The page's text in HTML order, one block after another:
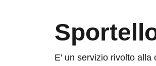
E' un servizio rivolto alla